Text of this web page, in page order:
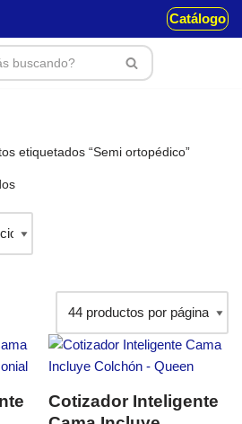
Catálogo
etiquetados “Semi ortopédico”
Cotizador Inteligente